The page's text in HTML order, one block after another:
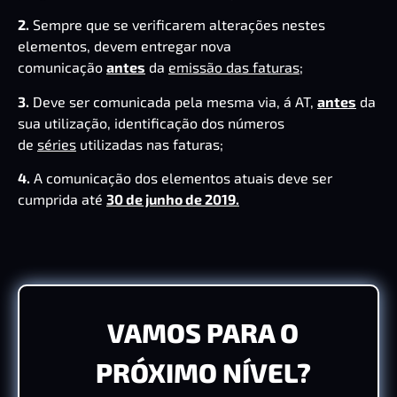
2. Sempre que se verificarem alterações nestes
elementos, devem entregar nova
comunicação antes da emissão das faturas;
3. Deve ser comunicada pela mesma via, á AT, antes da
sua utilização, identificação dos números
de séries utilizadas nas faturas;
4. A comunicação dos elementos atuais deve ser
cumprida até 30 de junho de 2019.
VAMOS PARA O
PRÓXIMO NÍVEL?